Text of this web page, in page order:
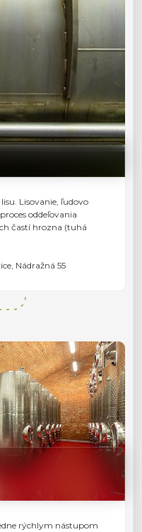
Lisovanie, ľudovo
oddeľovania
častí hrozna (tuhá
Nádražná 55
rýchlym nástupom